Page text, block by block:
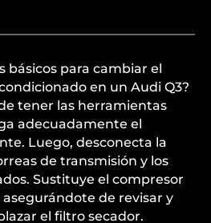
básicos para cambiar el
en un Audi Q3?
tener las herramientas
adecuadamente el
Luego, desconecta la
de transmisión y los
Sustituye el compresor
de revisar y
el filtro secador.